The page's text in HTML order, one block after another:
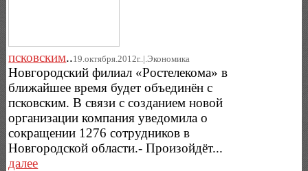
псковским..19.октября.2012г..|.Экономика
Новгородский филиал «Ростелекома» в
ближайшее время будет объединён с
псковским. В связи с созданием новой
организации компания уведомила о
сокращении 1276 сотрудников в
Новгородской области.- Произойдёт...
далее